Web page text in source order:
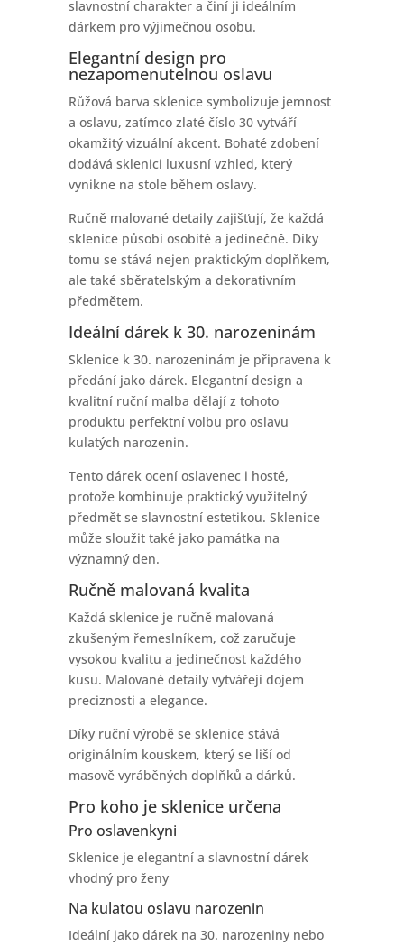
slavnostní charakter a činí ji ideálním
dárkem pro výjimečnou osobu.
Elegantní design pro
nezapomenutelnou oslavu
Růžová barva sklenice symbolizuje jemnost
a oslavu, zatímco zlaté číslo 30 vytváří
okamžitý vizuální akcent. Bohaté zdobení
dodává sklenici luxusní vzhled, který
vynikne na stole během oslavy.
Ručně malované detaily zajišťují, že každá
sklenice působí osobitě a jedinečně. Díky
tomu se stává nejen praktickým doplňkem,
ale také sběratelským a dekorativním
předmětem.
Ideální dárek k 30. narozeninám
Sklenice k 30. narozeninám je připravena k
předání jako dárek. Elegantní design a
kvalitní ruční malba dělají z tohoto
produktu perfektní volbu pro oslavu
kulatých narozenin.
Tento dárek ocení oslavenec i hosté,
protože kombinuje praktický využitelný
předmět se slavnostní estetikou. Sklenice
může sloužit také jako památka na
významný den.
Ručně malovaná kvalita
Každá sklenice je ručně malovaná
zkušeným řemeslníkem, což zaručuje
vysokou kvalitu a jedinečnost každého
kusu. Malované detaily vytvářejí dojem
preciznosti a elegance.
Díky ruční výrobě se sklenice stává
originálním kouskem, který se liší od
masově vyráběných doplňků a dárků.
Pro koho je sklenice určena
Pro oslavenkyni
Sklenice je elegantní a slavnostní dárek
vhodný pro ženy
Na kulatou oslavu narozenin
Ideální jako dárek na 30. narozeniny nebo